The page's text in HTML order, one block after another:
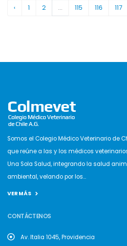
‹ 1 2 ... 115 116 117
Somos el Colegio Médico Veterinario de
que reúne a las y los médicos
Una Sola Salud, integrando la salud
ambiental, velando por los...
VER MÁS
CONTÁCTENOS
Av. Italia 1045, Providencia